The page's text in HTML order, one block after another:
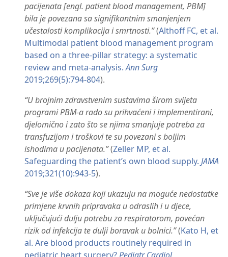
pacijenata [engl. patient blood management, PBM]
bila je povezana sa signifikantnim smanjenjem
učestalosti komplikacija i smrtnosti.”​ (Althoff FC, et al.
Multimodal patient blood management program
based on a three-pillar strategy: a systematic
review and meta-analysis.Ann Surg
2019;269(5):794-804).
“U brojnim zdravstvenim sustavima širom svijeta
programi PBM-a rado su prihvaćeni i implementirani,
djelomično i zato što se njima smanjuje potreba za
transfuzijom i troškovi te su povezani s boljim
ishodima u pacijenata.”​ (Zeller MP, et al.
Safeguarding the patient’s own blood supply. JAMA
2019;321(10):943-5).
“Sve je više dokaza koji ukazuju na moguće nedostatke
primjene krvnih pripravaka u odraslih i u djece,
uključujući dulju potrebu za respiratorom, povećan
rizik od infekcija te dulji boravak u bolnici.”​ (Kato H, et
al. Are blood products routinely required in